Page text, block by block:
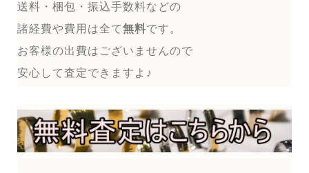
送料・梱包・振込手数料などの
諸経費や費用は全て無料です。
お客様の出費はございませんので
安心して査定できますよ♪